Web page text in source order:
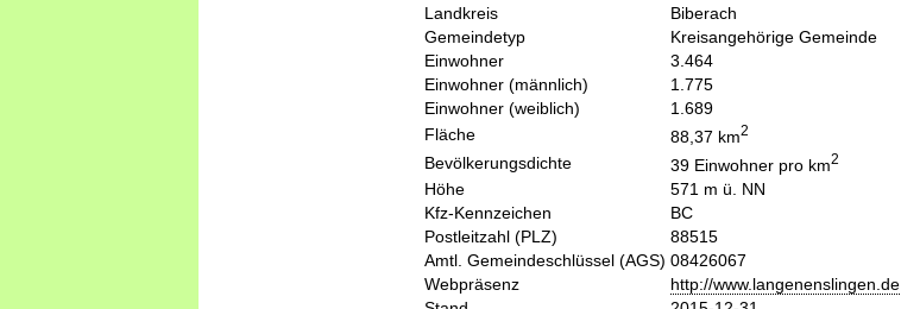
Landkreis
Biberach
Gemeindetyp
Kreisangehörige Gemeinde
Einwohner
3.464
Einwohner (männlich)
1.775
Einwohner (weiblich)
1.689
Fläche
88,37 km2
Bevölkerungsdichte 39 Einwohner pro km2
Höhe
571 m ü. NN
Kfz-Kennzeichen
BC
Postleitzahl (PLZ)
88515
Amtl. Gemeindeschlüssel (AGS) 08426067
Webpräsenz
http://www.langenenslingen.de